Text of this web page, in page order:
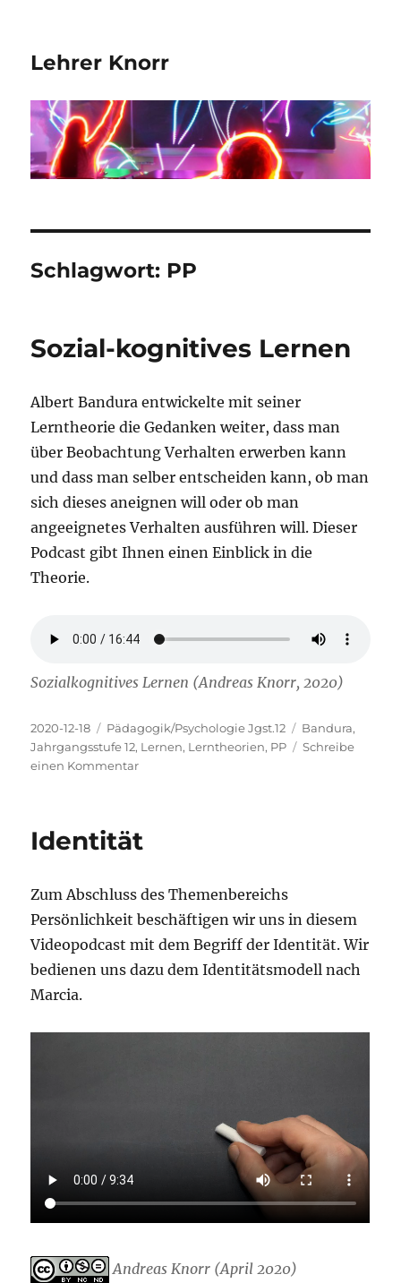
Lehrer Knorr
Schlagwort: PP
Sozial-kognitives Lernen
Albert Bandura entwickelte mit seiner
Lerntheorie die Gedanken weiter, dass man
über Beobachtung Verhalten erwerben kann
und dass man selber entscheiden kann, ob man
sich dieses aneignen will oder ob man
angeeignetes Verhalten ausführen will. Dieser
Podcast gibt Ihnen einen Einblick in die
Theorie.
Sozialkognitives Lernen (Andreas Knorr, 2020)
Veröffentlicht
am
2020-12-18 Kategorien
Pädagogik/Psychologie Jgst.12 Schlagwörter
Bandura,
Jahrgangsstufe 12, Lernen, Lerntheorien, PP
Schreibe
einen Kommentarzu
Identität
Zum Abschluss des Themenbereichs
Persönlichkeit beschäftigen wir uns in diesem
Videopodcast mit dem Begriff der Identität. Wir
bedienen uns dazu dem Identitätsmodell nach
Marcia.
Andreas Knorr (April 2020)